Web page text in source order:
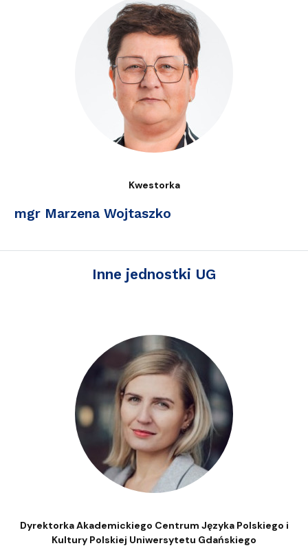
Kwestorka
mgr Marzena Wojtaszko
Inne jednostki UG
Dyrektorka Akademickiego Centrum Języka Polskiego i
Kultury Polskiej Uniwersytetu Gdańskiego